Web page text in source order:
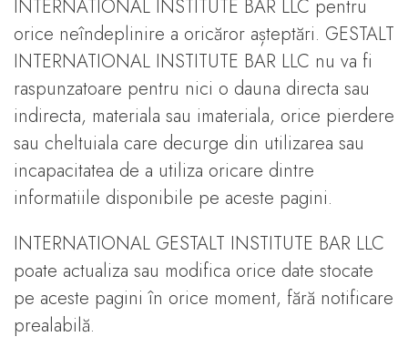
INTERNATIONAL INSTITUTE BAR LLC pentru
orice neîndeplinire a oricăror așteptări. GESTALT
INTERNATIONAL INSTITUTE BAR LLC nu va fi
raspunzatoare pentru nici o dauna directa sau
indirecta, materiala sau imateriala, orice pierdere
sau cheltuiala care decurge din utilizarea sau
incapacitatea de a utiliza oricare dintre
informatiile disponibile pe aceste pagini.
INTERNATIONAL GESTALT INSTITUTE BAR LLC
poate actualiza sau modifica orice date stocate
pe aceste pagini în orice moment, fără notificare
prealabilă.